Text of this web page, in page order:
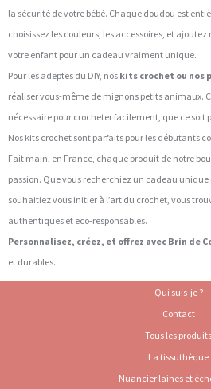
la sécurité de votre bébé. Chaque doudou est
choisissez les couleurs, les accessoires, et
votre enfant pour un cadeau vraiment unique.
Pour les adeptes du DIY, nos kits crochet ou nos
réaliser vous-même de mignons petits animaux.
nécessaire pour crocheter facilement, que ce soit
Nos kits crochet sont parfaits pour les débutants
Fait main, en France, chaque produit de notre
passion. Que vous recherchiez un cadeau unique
souhaitiez vous initier à l’art du crochet, vous
authentiques et eco-responsables.
Personnalisez, créez, et offrez avec Brin de
et durables.
Qui suis-je ?
Contact
Tous les produits
La tissuthèque
Nuancier laines et